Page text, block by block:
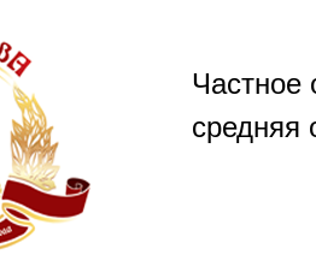
Частное
средняя